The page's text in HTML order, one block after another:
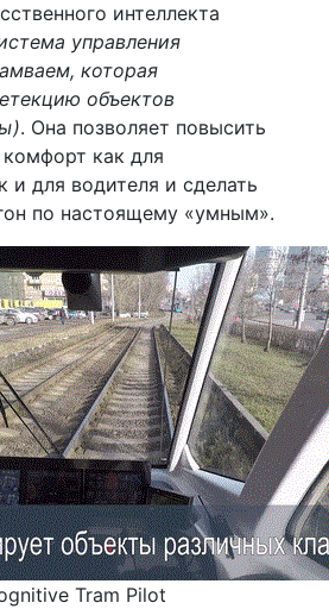
интеллекта
управления
которая
объектов
. Она позволяет повысить
как для
и для водителя и сделать
по настоящему «умным».
Tram Pilot